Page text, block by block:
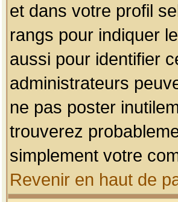
et dans votre profil
rangs pour indiquer
aussi pour identifier
administrateurs
ne pas poster
trouverez
simplement votre
Revenir en haut de